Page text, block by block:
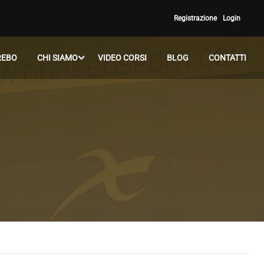
Registrazione Login
CHI SIAMO VIDEO CORSI BLOG CONTATTI